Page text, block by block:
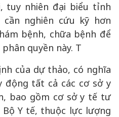
tuy nhiên đại biểu tỉnh
nghiên cứu kỹ hơn
bệnh, chữa bệnh để
quyền này. T
của dự thảo, có nghĩa
động tất cả các cơ sở y
bao gồm cơ sở y tế tư
Y tế, thuộc lực lượng